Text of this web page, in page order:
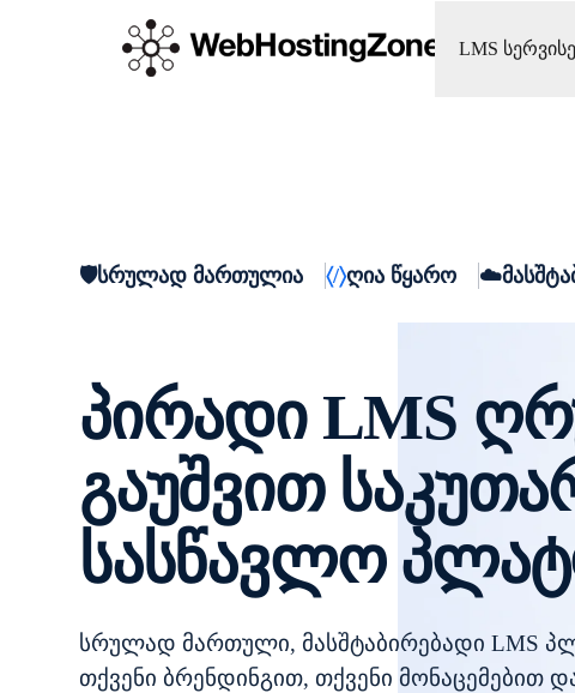
LMS
სრულად მართულია ღია წყარო
პირადი LMS
გაუშვით
სასწავლო
სრულად მართული, მასშტაბირებადი LMS
თქვენი ბრენდინგით, თქვენი მონაცემებით